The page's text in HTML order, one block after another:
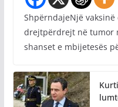
ShpërndajeNjë
drejtpërdrejt në tumor
shanset e mbijetesës